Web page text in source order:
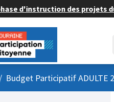
d'instruction des projets
principal
/ Budget Participatif ADULTE